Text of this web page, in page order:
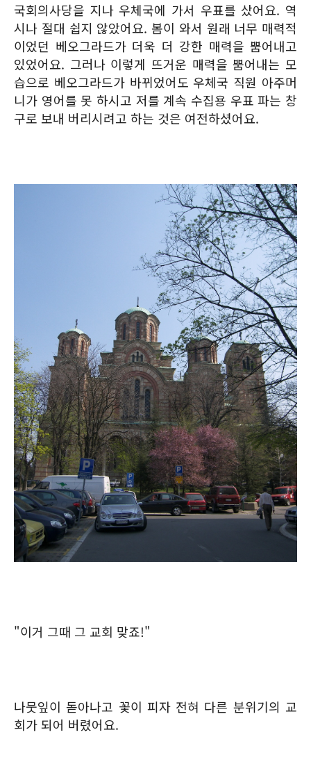
국회의사당을 지나 우체국에 가서 우표를 샀어요. 역
시나 절대 쉽지 않았어요. 봄이 와서 원래 너무 매력적
이었던 베오그라드가 더욱 더 강한 매력을 뿜어내고
있었어요. 그러나 이렇게 뜨거운 매력을 뿜어내는 모
습으로 베오그라드가 바뀌었어도 우체국 직원 아주머
니가 영어를 못 하시고 저를 계속 수집용 우표 파는 창
구로 보내 버리시려고 하는 것은 여전하셨어요.
"이거 그때 그 교회 맞죠!"
나뭇잎이 돋아나고 꽃이 피자 전혀 다른 분위기의 교
회가 되어 버렸어요.